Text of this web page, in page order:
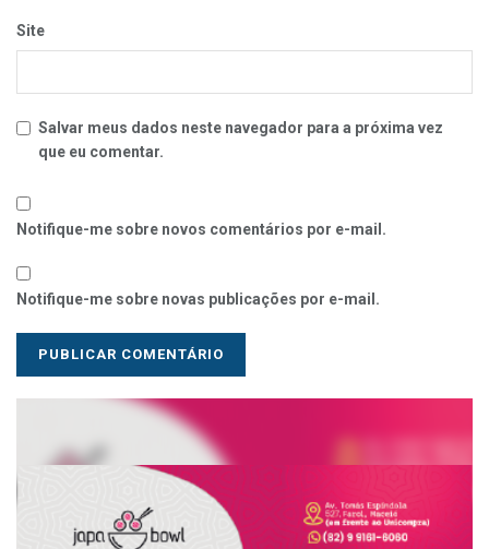
Site
Salvar meus dados neste navegador para a próxima vez
que eu comentar.
Notifique-me sobre novos comentários por e-mail.
Notifique-me sobre novas publicações por e-mail.